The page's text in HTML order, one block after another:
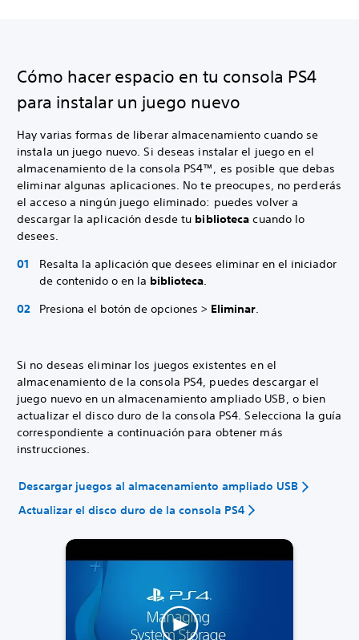
Cómo hacer espacio en tu consola PS4
para instalar un juego nuevo
Hay varias formas de liberar almacenamiento cuando se
instala un juego nuevo. Si deseas instalar el juego en el
almacenamiento de la consola PS4™, es posible que debas
eliminar algunas aplicaciones. No te preocupes, no perderás
el acceso a ningún juego eliminado: puedes volver a
descargar la aplicación desde tu biblioteca cuando lo
desees.
Resalta la aplicación que desees eliminar en el iniciador
de contenido o en la biblioteca.
Presiona el botón de opciones > Eliminar.
Si no deseas eliminar los juegos existentes en el
almacenamiento de la consola PS4, puedes descargar el
juego nuevo en un almacenamiento ampliado USB, o bien
actualizar el disco duro de la consola PS4. Selecciona la guía
correspondiente a continuación para obtener más
instrucciones.
Descargar juegos al almacenamiento ampliado USB
Actualizar el disco duro de la consola PS4